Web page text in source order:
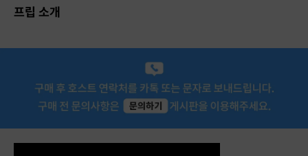
프립 소개